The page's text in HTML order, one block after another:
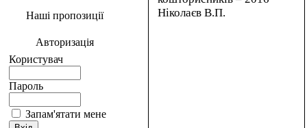
Наші пропозиції
Авторизація
Користувач
Пароль
Запам'ятати мене